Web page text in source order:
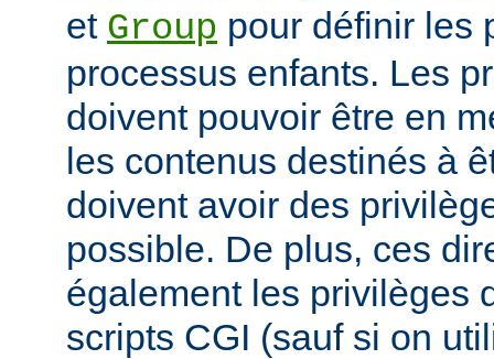
et Group pour définir les
processus enfants. Les
doivent pouvoir être en
les contenus destinés à
doivent avoir des
possible. De plus, ces
également les privilèges
scripts CGI (sauf si on